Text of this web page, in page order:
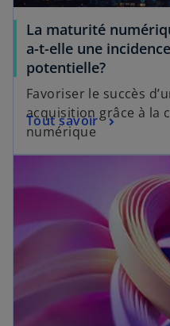
La maturité
a-t-elle une
potentielle?
Favoriser le succès
acquisition grâce à la
numérique
Tout savoir